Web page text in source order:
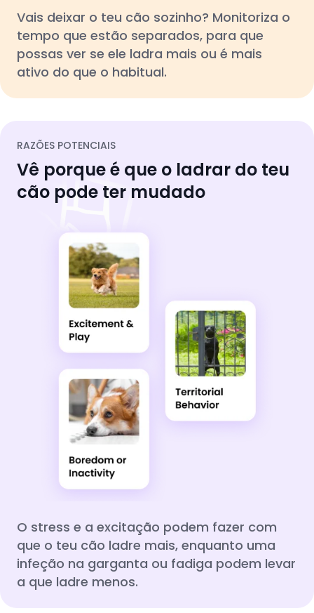
Vais deixar o teu cão sozinho? Monitoriza o
tempo que estão separados, para que
possas ver se ele ladra mais ou é mais
ativo do que o habitual.
RAZÕES POTENCIAIS
Vê porque é que o ladrar do teu
cão pode ter mudado
O stress e a excitação podem fazer com
que o teu cão ladre mais, enquanto uma
infeção na garganta ou fadiga podem levar
a que ladre menos.